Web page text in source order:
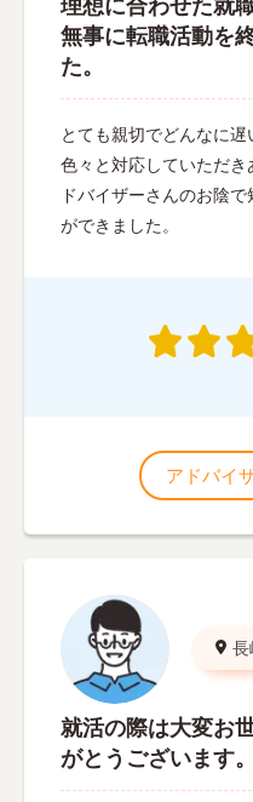
理想に合わせた就
無事に転職活動を
た。
とても親切でどんなに
色々と対応していただ
ドバイザーさんのお陰
ができました。
アドバイ
長
就活の際は大変お
がとうございます。